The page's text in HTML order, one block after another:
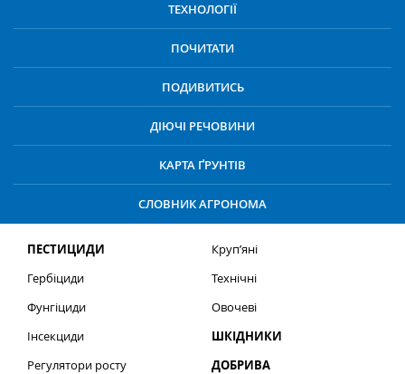
ТЕХНОЛОГІЇ
ПОЧИТАТИ
ПОДИВИТИСЬ
ДІЮЧІ РЕЧОВИНИ
КАРТА ҐРУНТІВ
СЛОВНИК АГРОНОМА
ПЕСТИЦИДИ
Гербіциди
Фунгіциди
Інсекциди
Регулятори росту
Круп’яні
Технічні
Овочеві
ШКІДНИКИ
ДОБРИВА